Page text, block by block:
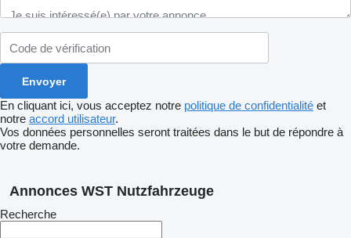
En cliquant ici, vous acceptez notre politique de confidentialité et
notre accord utilisateur.
Vos données personnelles seront traitées dans le but de répondre à
votre demande.
Annonces WST Nutzfahrzeuge
Recherche